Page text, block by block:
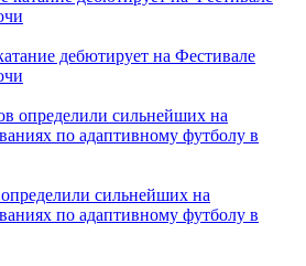
дебютирует на Фестивале
сильнейших на
по адаптивному футболу в